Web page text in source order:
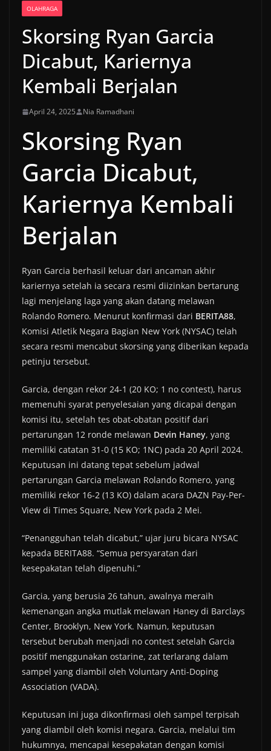
OLAHRAGA
Skorsing Ryan Garcia
Dicabut, Kariernya
Kembali Berjalan
April 24, 2025 Nia Ramadhani
Skorsing Ryan
Garcia Dicabut,
Kariernya Kembali
Berjalan
Ryan Garcia berhasil keluar dari ancaman akhir
kariernya setelah ia secara resmi diizinkan bertarung
lagi menjelang laga yang akan datang melawan
Rolando Romero. Menurut konfirmasi dari BERITA88,
Komisi Atletik Negara Bagian New York (NYSAC) telah
secara resmi mencabut skorsing yang diberikan kepada
petinju tersebut.
Garcia, dengan rekor 24-1 (20 KO; 1 no contest), harus
memenuhi syarat penyelesaian yang dicapai dengan
komisi itu, setelah tes obat-obatan positif dari
pertarungan 12 ronde melawan Devin Haney, yang
memiliki catatan 31-0 (15 KO; 1NC) pada 20 April 2024.
Keputusan ini datang tepat sebelum jadwal
pertarungan Garcia melawan Rolando Romero, yang
memiliki rekor 16-2 (13 KO) dalam acara DAZN Pay-Per-
View di Times Square, New York pada 2 Mei.
“Penangguhan telah dicabut,” ujar juru bicara NYSAC
kepada BERITA88. “Semua persyaratan dari
kesepakatan telah dipenuhi.”
Garcia, yang berusia 26 tahun, awalnya meraih
kemenangan angka mutlak melawan Haney di Barclays
Center, Brooklyn, New York. Namun, keputusan
tersebut berubah menjadi no contest setelah Garcia
positif menggunakan ostarine, zat terlarang dalam
sampel yang diambil oleh Voluntary Anti-Doping
Association (VADA).
Keputusan ini juga dikonfirmasi oleh sampel terpisah
yang diambil oleh komisi negara. Garcia, melalui tim
hukumnya, mencapai kesepakatan dengan komisi